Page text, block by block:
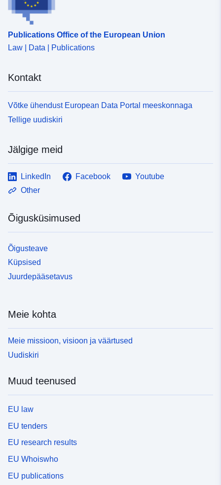
Publications Office of the European Union
Law | Data | Publications
Kontakt
Võtke ühendust European Data Portal meeskonnaga
Tellige uudiskiri
Jälgige meid
LinkedIn Facebook
Youtube
Other
Õigusküsimused
Õigusteave
Küpsised
Juurdepääsetavus
Meie kohta
Meie missioon, visioon ja väärtused
Uudiskiri
Muud teenused
EU law
EU tenders
EU research results
EU Whoiswho
EU publications